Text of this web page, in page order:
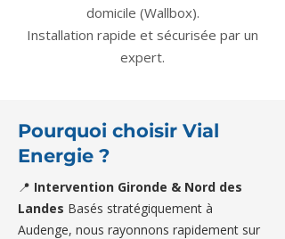
domicile (Wallbox).
Installation rapide et sécurisée par un
expert.
Pourquoi choisir Vial
Energie ?
📍 Intervention Gironde & Nord des
Landes Basés stratégiquement à
Audenge, nous rayonnons rapidement sur